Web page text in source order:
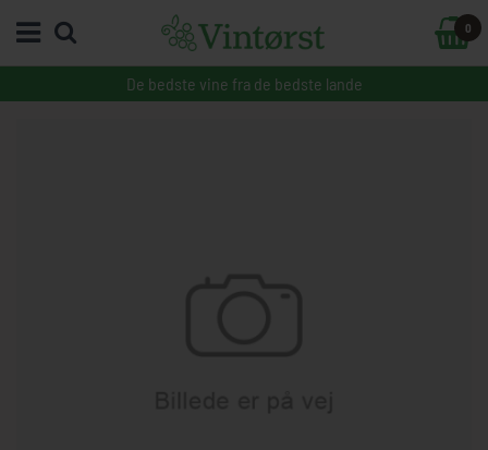
De bedste vine fra de bedste lande
0